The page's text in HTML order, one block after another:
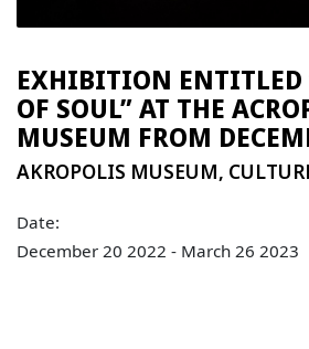
EXHIBITION ENTITLED
OF SOUL” AT THE
MUSEUM FROM
AKROPOLIS MUSEUM,
Date:
December 20 2022 - March 26 2023